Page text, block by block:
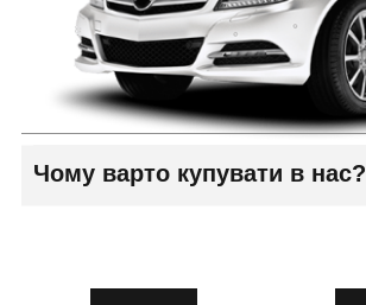
Чому варто купувати в нас?